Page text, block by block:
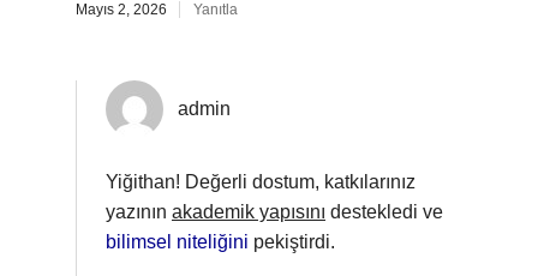
Mayıs 2, 2026 Yanıtla
admin
Yiğithan! Değerli dostum, katkılarınız
yazının akademik yapısını destekledi ve
bilimsel niteliğini pekiştirdi.